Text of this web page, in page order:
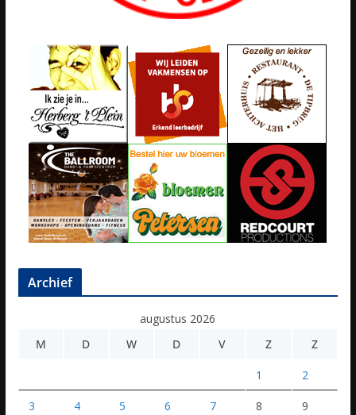
Archief
augustus 2026
M
D W D V Z Z
1 2
3 4 5 6 7 8 9